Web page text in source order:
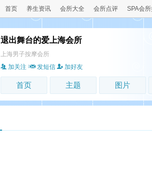
首页 养生资讯 会所大全 会所点评 SPA会
退出舞台的爱上海会所
上海男子按摩会所
加关注
发短信 加好友
首页 主题 图片